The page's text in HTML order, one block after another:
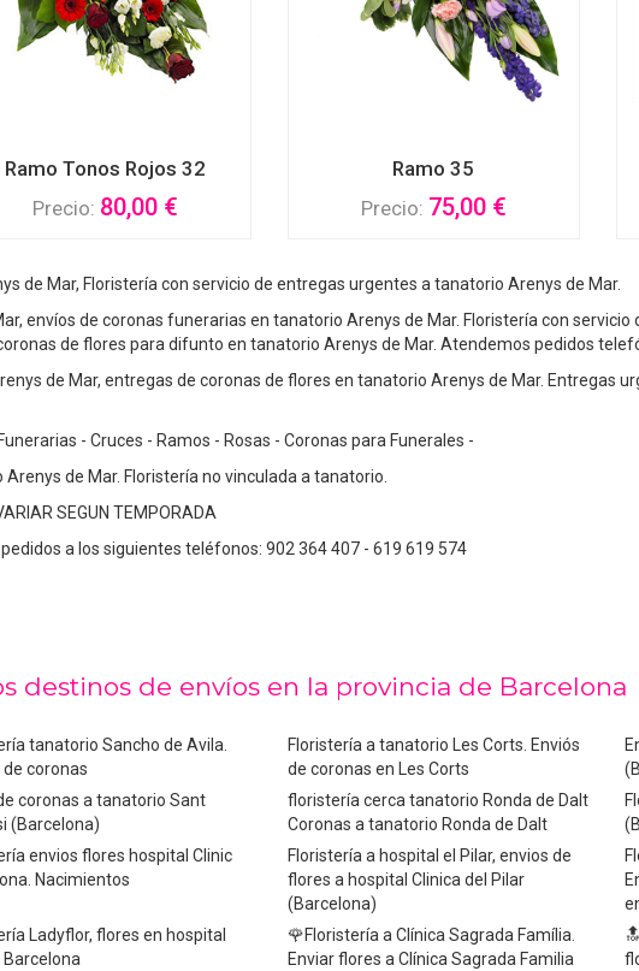
Ramo Tonos Rojos 32
Precio: 80,00 €
Ramo 35
Precio: 75,00 €
de Mar, Floristería con servicio de entregas urgentes a tanatorio Arenys de Mar.
envíos de coronas funerarias en tanatorio Arenys de Mar. Floristería con servicio
de flores para difunto en tanatorio Arenys de Mar. Atendemos pedidos
de Mar, entregas de coronas de flores en tanatorio Arenys de Mar. Entregas
- Cruces - Ramos - Rosas - Coronas para Funerales -
de Mar. Floristería no vinculada a tanatorio.
SEGUN TEMPORADA
a los siguientes teléfonos: 902 364 407 - 619 619 574
destinos de envíos en la provincia de Barcelona
tanatorio Sancho de Avila.
de coronas
Floristería a tanatorio Les Corts. Enviós
de coronas en Les Corts
coronas a tanatorio Sant
(Barcelona)
floristería cerca tanatorio Ronda de Dalt
Coronas a tanatorio Ronda de Dalt
envios flores hospital Clinic
Nacimientos
Floristería a hospital el Pilar, envios de
flores a hospital Clinica del Pilar
(Barcelona)
Ladyflor, flores en hospital
Barcelona
🌹Floristería a Clínica Sagrada Família.
Enviar flores a Clínica Sagrada Familia